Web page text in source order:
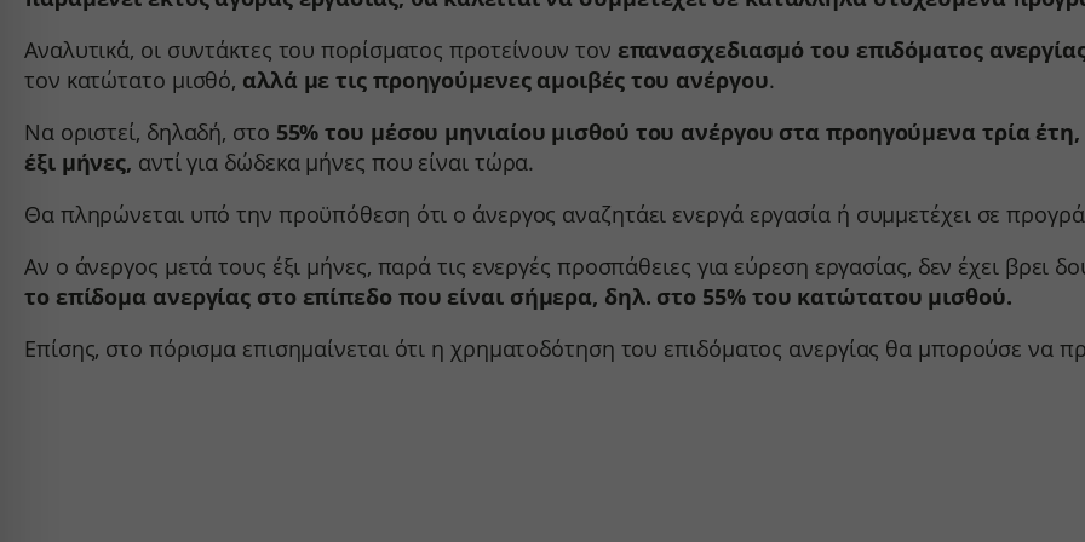
Αναλυτικά, οι συντάκτες του πορίσματος προτείνουν τον επανασχεδιασμό του επιδόματος
τον κατώτατο μισθό, αλλά με τις προηγούμενες αμοιβές του ανέργου.
Να οριστεί, δηλαδή, στο 55% του μέσου μηνιαίου μισθού του ανέργου στα προηγούμενα τρία
έξι μήνες, αντί για δώδεκα μήνες που είναι τώρα.
Θα πληρώνεται υπό την προϋπόθεση ότι ο άνεργος αναζητάει ενεργά εργασία ή συμμετέχει σε
Αν ο άνεργος μετά τους έξι μήνες, παρά τις ενεργές προσπάθειες για εύρεση εργασίας, δεν έχει βρει
το επίδομα ανεργίας στο επίπεδο που είναι σήμερα, δηλ. στο 55% του κατώτατου μισθού.
Επίσης, στο πόρισμα επισημαίνεται ότι η χρηματοδότηση του επιδόματος ανεργίας θα μπορούσε να
services.kraniotis.gr
www.services.kraniotis.gr
sbjs_migrations
sbjs_session
sbjs_udata
region1.google-analytics.com
static.cloudflareinsights.com
www.googletagmanager.com
fonts.gstatic.com
www.facebook.com
www.youtube.com
Αυτή η κατηγορία περιλαμβάνει όλα τα cookies, τομείς και υπηρεσίες που δεν
Εμφάνιση λεπτομερειών
borlabs-cookie
filemanager
yith_wcms_checkout_form
yith_wrvp_products_list
apps.elfsight.com